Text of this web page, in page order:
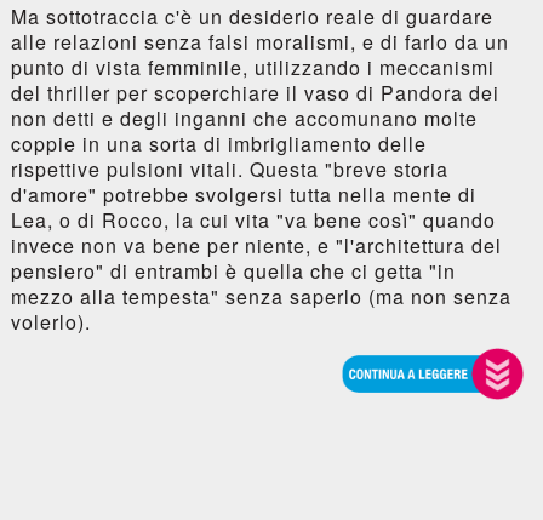
Ma sottotraccia c'è un desiderio reale di guardare
alle relazioni senza falsi moralismi, e di farlo da un
punto di vista femminile, utilizzando i meccanismi
del thriller per scoperchiare il vaso di Pandora dei
non detti e degli inganni che accomunano molte
coppie in una sorta di imbrigliamento delle
rispettive pulsioni vitali. Questa "breve storia
d'amore" potrebbe svolgersi tutta nella mente di
Lea, o di Rocco, la cui vita "va bene così" quando
invece non va bene per niente, e "l'architettura del
pensiero" di entrambi è quella che ci getta "in
mezzo alla tempesta" senza saperlo (ma non senza
volerlo).